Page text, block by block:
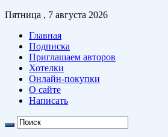
Пятница , 7 августа 2026
Главная
Подписка
Приглашаем авторов
Хотелки
Онлайн-покупки
О сайте
Написать